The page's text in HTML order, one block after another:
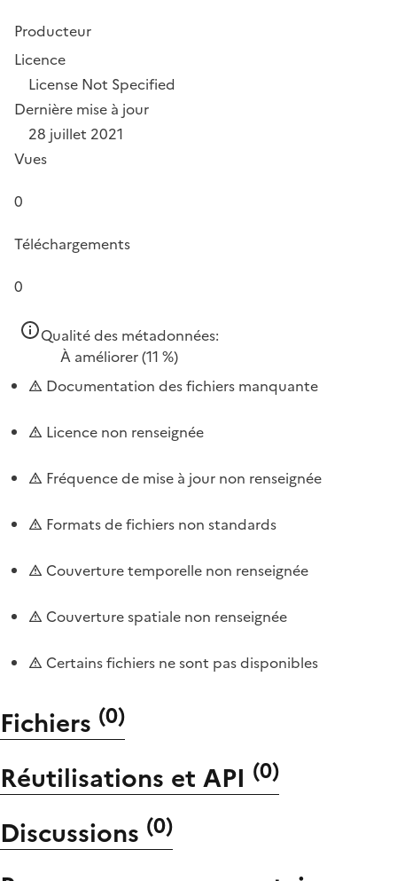
Producteur
Licence
License Not Specified
Dernière mise à jour
28 juillet 2021
Vues
0
Téléchargements
0
Qualité des métadonnées:
À améliorer(11 %)
Documentation des fichiers manquante
Licence non renseignée
Fréquence de mise à jour non renseignée
Formats de fichiers non standards
Couverture temporelle non renseignée
Couverture spatiale non renseignée
Certains fichiers ne sont pas disponibles
Fichiers (0)
Réutilisations et API (0)
Discussions (0)